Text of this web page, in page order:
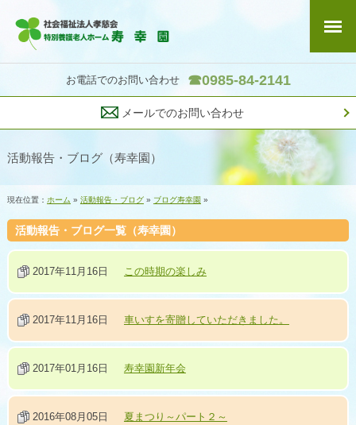
お電話でのお問い合わせ ☎0985-84-2141
メールでのお問い合わせ
活動報告・ブログ（寿幸園）
現在位置： ホーム » 活動報告・ブログ» ブログ寿幸園 »
活動報告・ブログ一覧（寿幸園）
2017年11月16日 この時期の楽しみ
2017年11月16日 車いすを寄贈していただきました。
2017年01月16日 寿幸園新年会
2016年08月05日 夏まつり～パート２～